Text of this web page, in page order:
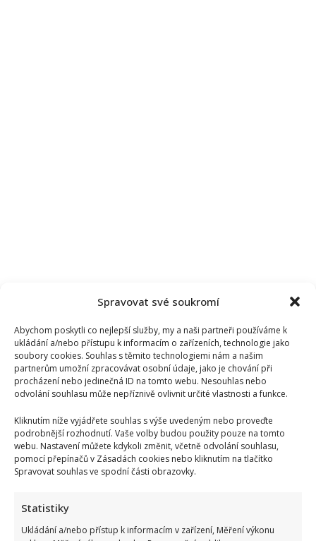
Spravovat své soukromí
Abychom poskytli co nejlepší služby, my a naši partneři používáme k
ukládání a/nebo přístupu k informacím o zařízeních, technologie jako
soubory cookies. Souhlas s těmito technologiemi nám a našim
partnerům umožní zpracovávat osobní údaje, jako je chování při
procházení nebo jedinečná ID na tomto webu. Nesouhlas nebo
odvolání souhlasu může nepříznivě ovlivnit určité vlastnosti a funkce.
Kliknutím níže vyjádřete souhlas s výše uvedeným nebo proveďte
podrobnější rozhodnutí. Vaše volby budou použity pouze na tomto
webu. Nastavení můžete kdykoli změnit, včetně odvolání souhlasu,
pomocí přepínačů v Zásadách cookies nebo kliknutím na tlačítko
Spravovat souhlas ve spodní části obrazovky.
Statistiky
Ukládání a/nebo přístup k informacím v zařízení, Měření výkonu